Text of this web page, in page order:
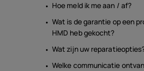
Hoe meld ik me aan / af?
Wat is de garantie op een
HMD heb gekocht?
Wat zijn uw
Welke communicatie